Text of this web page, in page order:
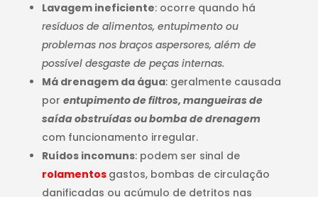
Lavagem ineficiente: ocorre quando há
resíduos de alimentos, entupimento ou
problemas nos braços aspersores, além de
possível desgaste de peças internas.
Má drenagem da água: geralmente causada
por entupimento de filtros, mangueiras de
saída obstruídas ou bomba de drenagem
com funcionamento irregular.
Ruídos incomuns: podem ser sinal de
rolamentos gastos, bombas de circulação
danificadas ou acúmulo de detritos nas